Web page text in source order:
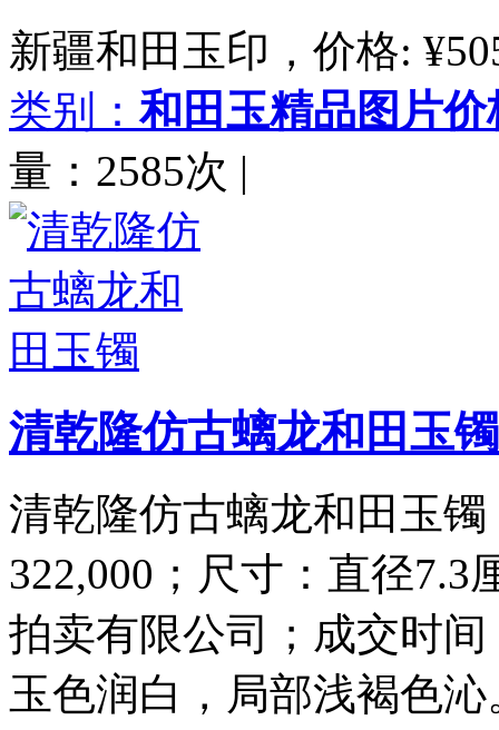
新疆和田玉印，价格:
类别：和田玉精品图片价
量：2585次 |
清乾隆仿古螭龙和田玉镯
清乾隆仿古螭龙和田玉
322,000；尺寸：直径
拍卖有限公司；成交时
玉色润白，局部浅褐色